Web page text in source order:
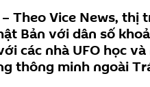
Theo Vice News, thị
Bản với dân số
các nhà UFO học
thông minh ngoài